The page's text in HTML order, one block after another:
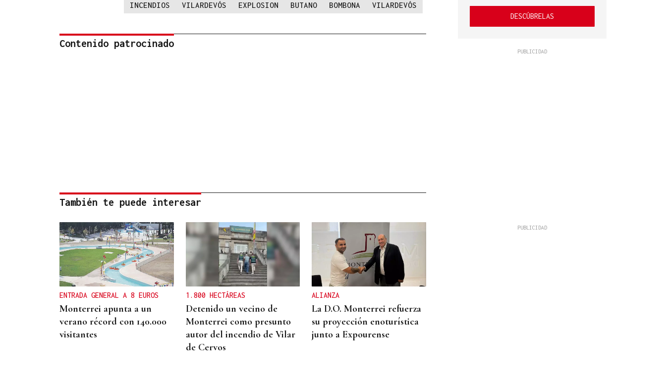
INCENDIOS VILARDEVÓS EXPLOSION BUTANO BOMBONA VILARDEVÓS
Contenido patrocinado
También te puede interesar
ENTRADA GENERAL A 8 EUROS
Monterrei apunta a un
verano récord con 140.000
visitantes
1.800 HECTÁREAS
Detenido un vecino de
Monterrei como presunto
autor del incendio de Vilar
de Cervos
ALIANZA
La D.O. Monterrei refuerza
su proyección enoturística
junto a Expourense
DESCÚBRELAS